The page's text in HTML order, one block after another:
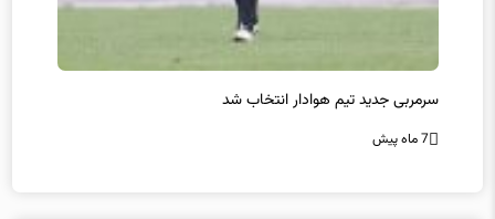
سرمربی جدید تیم هوادار انتخاب شد
7 ماه پیش